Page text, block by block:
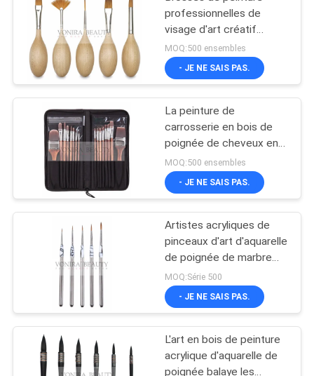
SITE
PRIVACY
POLICY
distributeur
Brosses naturelles
de maquillage de
cheveux
brosses
synthétiques de
maquillage
89
25
professionnelles de
visage d'art créatif
d'oeufs avec des
cheveux de Taklon de
Vegan de haute
MOQ:500 ensembles
- JE NE SAIS PAS.
La peinture de
carrosserie en bois de
poignée de cheveux en
nylon Brushes16pcs a
placé la brosse de
lecture de haute qualité
MOQ:500 ensembles
- JE NE SAIS PAS.
Artistes acryliques de
pinceaux d'art d'aquarelle
de poignée de marbre
synthétique de cheveux
pro dessinant la peinture
MOQ:Série 500
- JE NE SAIS PAS.
L'art en bois de peinture
acrylique d'aquarelle de
poignée balaye les